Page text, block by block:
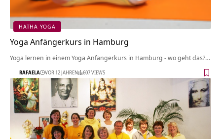
HATHA YOGA
Yoga Anfängerkurs in Hamburg
Yoga lernen in einem Yoga Anfängerkurs in Hamburg - wo geht das?…
RAFAELA VOR 12 JAHREN 607 VIEWS